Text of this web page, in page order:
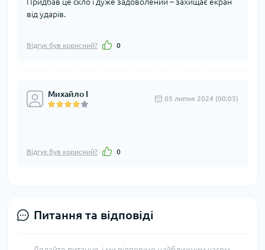
від ударів.
Відгук був корисний? 0
Михайло І 05 липня 2024 (00:05)
Відгук був корисний? 0
Питання та відповіді